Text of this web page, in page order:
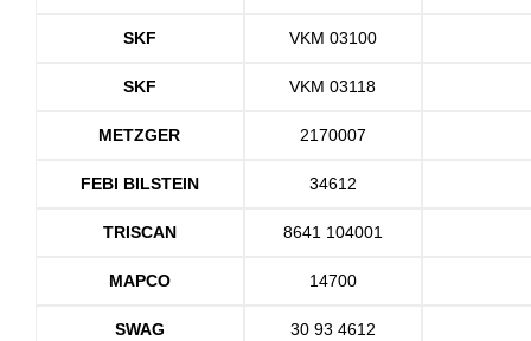
SKF VKM 03100
SKF VKM 03118
METZGER 2170007
FEBI BILSTEIN 34612
TRISCAN 8641 104001
MAPCO 14700
SWAG 30 93 4612